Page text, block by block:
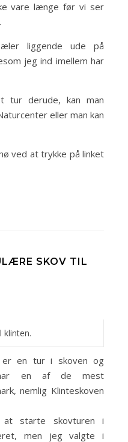
vare længe før vi ser
liggende ude på
jeg ind imellem har
tur derude, kan man
eller man kan
ved at trykke på linket
SKOV TIL
klinten.
er en tur i skoven og
har en af de mest
nemlig Klinteskoven
starte skovturen i
men jeg valgte i